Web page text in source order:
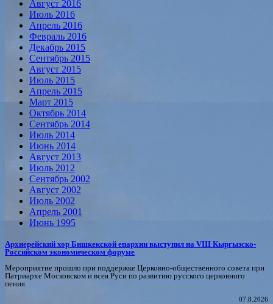
Август 2016
Июль 2016
Апрель 2016
Февраль 2016
Декабрь 2015
Сентябрь 2015
Август 2015
Июль 2015
Апрель 2015
Март 2015
Октябрь 2014
Сентябрь 2014
Июль 2014
Июнь 2014
Август 2013
Июль 2012
Сентябрь 2002
Август 2002
Июль 2002
Апрель 2001
Июнь 1995
Архиерейский хор Бишкекской епархии выступил на VIII Кыргызско-
Российском экономическом форуме
Мероприятие прошло при поддержке Церковно-общественного совета при
Патриархе Московском и всея Руси по развитию русского церковного
пения.
07.8.2026